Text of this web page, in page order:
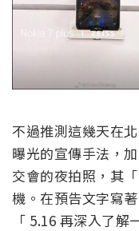
不過推測這幾天在
曝光的宣傳手法，
交會的夜拍照，其
機。在預告文字寫
「 5.16 再深入了